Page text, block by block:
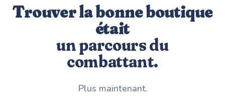
Trouver la bonne boutique
était
un parcours du
combattant.
Plus maintenant.